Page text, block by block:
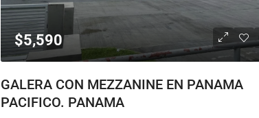
$5,590
GALERA CON MEZZANINE EN PANAMA
PACIFICO. PANAMA